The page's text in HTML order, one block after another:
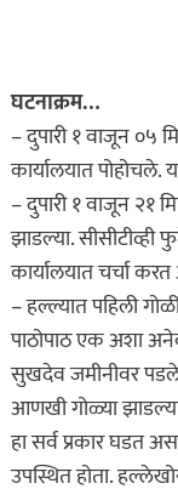
घटनाक्रम…
– दुपारी १ वाजून ०५
कार्यालयात पोहोचले.
– दुपारी १ वाजून २१
झाडल्या.
कार्यालयात चर्चा
– हल्ल्यात पहिली
पाठोपाठ एक अशा
सुखदेव जमीनीवर
आणखी गोळ्या
हा सर्व प्रकार घडत
उपस्थित होता.